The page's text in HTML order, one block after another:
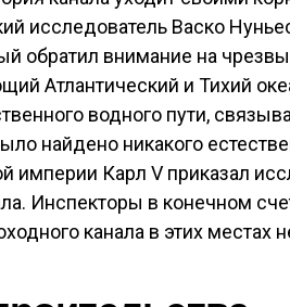
исследователь Васко
обратил внимание на
Атлантический и Тихий
водного пути,
найдено никакого
империи Карл V приказал
Инспекторы в конечном
канала в этих местах